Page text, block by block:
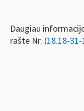
Daugiau
rašte Nr. (18.18-